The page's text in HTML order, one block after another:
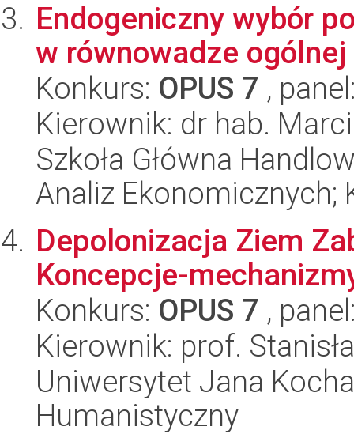
Endogeniczny wybór
w równowadze ogólnej
Konkurs: OPUS 7 ,
Kierownik: dr hab.
Szkoła Główna
Analiz Ekonomicznych;
Depolonizacja Ziem
Koncepcje-
Konkurs: OPUS 7 ,
Kierownik: prof.
Uniwersytet Jana
Humanistyczny